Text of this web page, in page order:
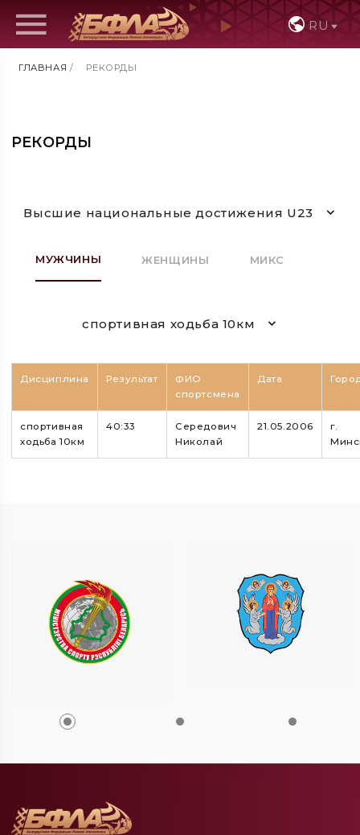
RU
ГЛАВНАЯ / РЕКОРДЫ
РЕКОРДЫ
Высшие национальные достижения U23
МУЖЧИНЫ ЖЕНЩИНЫ МИКС
спортивная ходьба 10км
Дисциплина Результат
ФИО
спортсмена
Дата
спортивная
ходьба 10км
40:33
Середович
Николай
21.05.2006
г.